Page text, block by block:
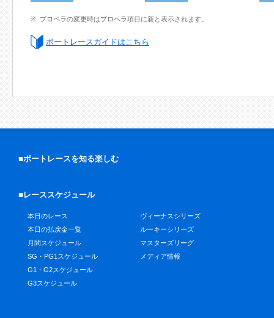
プロペラの変更時はプロペラ項目に新と表示されます。
ボートレースガイドはこちら
■ボートレースを知る楽しむ
■レーススケジュール
本日のレース
本日の払戻金一覧
月間スケジュール
SG・PG1スケジュール
G1・G2スケジュール
G3スケジュール
ヴィーナスシリーズ
ルーキーシリーズ
マスターズリーグ
メディア情報